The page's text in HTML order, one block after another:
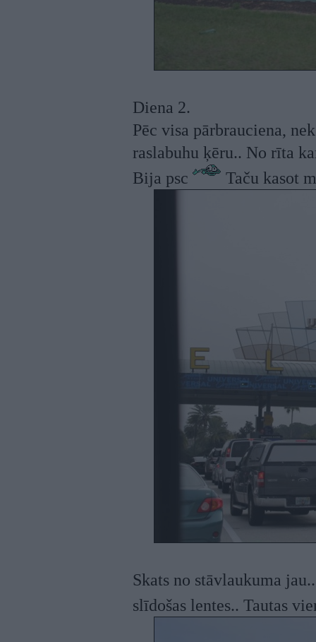
Diena 2.
Pēc visa pārbrauciena,
raslabuhu ķēru.. No rīta
Bija psc
Taču kasot
Skats no stāvlaukuma
slīdošas lentes.. Tautas